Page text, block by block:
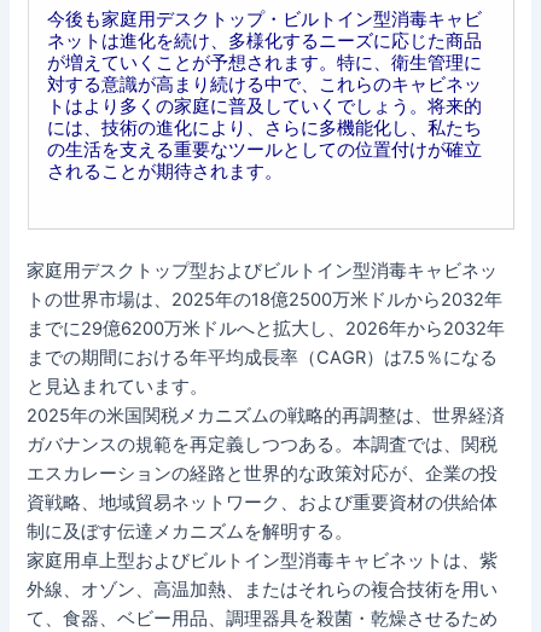
今後も家庭用デスクトップ・ビルトイン型消毒キャビ
ネットは進化を続け、多様化するニーズに応じた商品
が増えていくことが予想されます。特に、衛生管理に
対する意識が高まり続ける中で、これらのキャビネッ
トはより多くの家庭に普及していくでしょう。将来的
には、技術の進化により、さらに多機能化し、私たち
の生活を支える重要なツールとしての位置付けが確立
されることが期待されます。
家庭用デスクトップ型およびビルトイン型消毒キャビネッ
トの世界市場は、2025年の18億2500万米ドルから2032年
までに29億6200万米ドルへと拡大し、2026年から2032年
までの期間における年平均成長率（CAGR）は7.5％になる
と見込まれています。
2025年の米国関税メカニズムの戦略的再調整は、世界経済
ガバナンスの規範を再定義しつつある。本調査では、関税
エスカレーションの経路と世界的な政策対応が、企業の投
資戦略、地域貿易ネットワーク、および重要資材の供給体
制に及ぼす伝達メカニズムを解明する。
家庭用卓上型およびビルトイン型消毒キャビネットは、紫
外線、オゾン、高温加熱、またはそれらの複合技術を用い
て、食器、ベビー用品、調理器具を殺菌・乾燥させるため